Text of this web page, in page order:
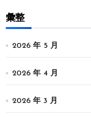
彙整
2026 年 5 月
2026 年 4 月
2026 年 3 月